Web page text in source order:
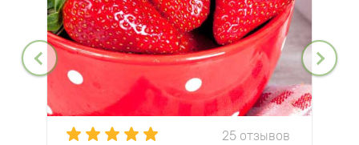
25 отзывов